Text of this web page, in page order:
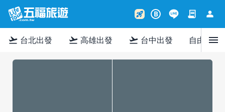
rocket_launch B contract person
flight_takeoff 台北出發 flight_takeoff 高雄出發 flight_takeoff 台中出發 自由行menu